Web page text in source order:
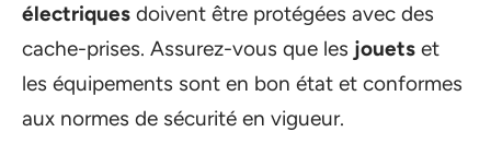
électriques doivent être protégées avec des
cache-prises. Assurez-vous que les jouets et
les équipements sont en bon état et conformes
aux normes de sécurité en vigueur.